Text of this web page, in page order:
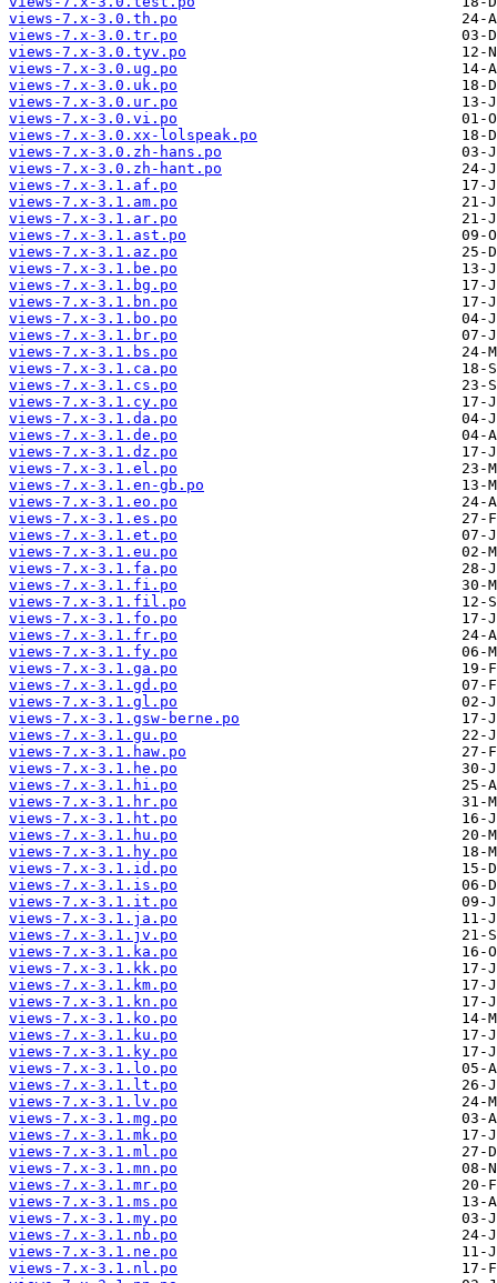
views-7.x-3.0.th.po
views-7.x-3.0.tr.po
views-7.x-3.0.tyv.po
views-7.x-3.0.ug.po
views-7.x-3.0.uk.po
views-7.x-3.0.ur.po
views-7.x-3.0.vi.po
views-7.x-3.0.xx-lolspeak.po
views-7.x-3.0.zh-hans.po
views-7.x-3.0.zh-hant.po
views-7.x-3.1.af.po
views-7.x-3.1.am.po
views-7.x-3.1.ar.po
views-7.x-3.1.ast.po
views-7.x-3.1.az.po
views-7.x-3.1.be.po
views-7.x-3.1.bg.po
views-7.x-3.1.bn.po
views-7.x-3.1.bo.po
views-7.x-3.1.br.po
views-7.x-3.1.bs.po
views-7.x-3.1.ca.po
views-7.x-3.1.cs.po
views-7.x-3.1.cy.po
views-7.x-3.1.da.po
views-7.x-3.1.de.po
views-7.x-3.1.dz.po
views-7.x-3.1.el.po
views-7.x-3.1.en-gb.po
views-7.x-3.1.eo.po
views-7.x-3.1.es.po
views-7.x-3.1.et.po
views-7.x-3.1.eu.po
views-7.x-3.1.fa.po
views-7.x-3.1.fi.po
views-7.x-3.1.fil.po
views-7.x-3.1.fo.po
views-7.x-3.1.fr.po
views-7.x-3.1.fy.po
views-7.x-3.1.ga.po
views-7.x-3.1.gd.po
views-7.x-3.1.gl.po
views-7.x-3.1.gsw-berne.po
views-7.x-3.1.gu.po
views-7.x-3.1.haw.po
views-7.x-3.1.he.po
views-7.x-3.1.hi.po
views-7.x-3.1.hr.po
views-7.x-3.1.ht.po
views-7.x-3.1.hu.po
views-7.x-3.1.hy.po
views-7.x-3.1.id.po
views-7.x-3.1.is.po
views-7.x-3.1.it.po
views-7.x-3.1.ja.po
views-7.x-3.1.jv.po
views-7.x-3.1.ka.po
views-7.x-3.1.kk.po
views-7.x-3.1.km.po
views-7.x-3.1.kn.po
views-7.x-3.1.ko.po
views-7.x-3.1.ku.po
views-7.x-3.1.ky.po
views-7.x-3.1.lo.po
views-7.x-3.1.lt.po
views-7.x-3.1.lv.po
views-7.x-3.1.mg.po
views-7.x-3.1.mk.po
views-7.x-3.1.ml.po
views-7.x-3.1.mn.po
views-7.x-3.1.mr.po
views-7.x-3.1.ms.po
views-7.x-3.1.my.po
views-7.x-3.1.nb.po
views-7.x-3.1.ne.po
views-7.x-3.1.nl.po